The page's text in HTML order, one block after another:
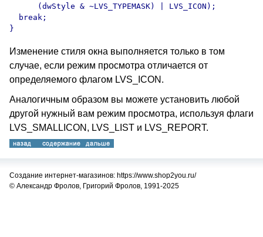
      (dwStyle & ~LVS_TYPEMASK) | LVS_ICON);
  break;
Изменение стиля окна выполняется только в том
случае, если режим просмотра отличается от
определяемого флагом LVS_ICON.
Аналогичным образом вы можете установить любой
другой нужный вам режим просмотра, используя флаги
LVS_SMALLICON, LVS_LIST и LVS_REPORT.
Создание интернет-магазинов: https://www.shop2you.ru/
© Александр Фролов, Григорий Фролов, 1991-2025